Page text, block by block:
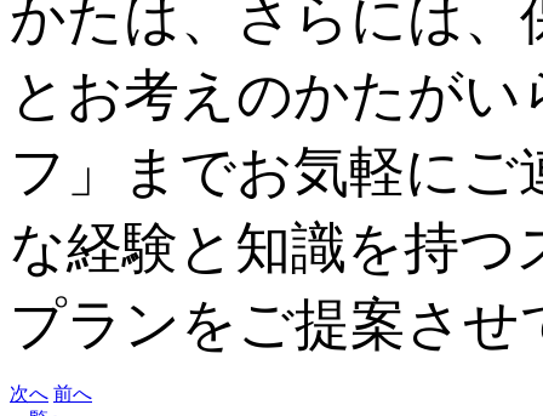
かたは、さらには
とお考えのかたが
フ」までお気軽に
な経験と知識を持
プランをご提案さ
次へ 前へ